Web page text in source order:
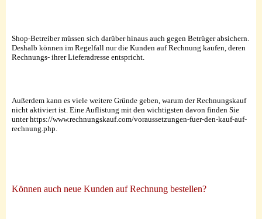
Shop-Betreiber müssen sich darüber hinaus auch gegen Betrüger absichern.
Deshalb können im Regelfall nur die Kunden auf Rechnung kaufen, deren
Rechnungs- ihrer Lieferadresse entspricht.
Außerdem kann es viele weitere Gründe geben, warum der Rechnungskauf
nicht aktiviert ist. Eine Auflistung mit den wichtigsten davon finden Sie
unter https://www.rechnungskauf.com/voraussetzungen-fuer-den-kauf-auf-
rechnung.php.
Können auch neue Kunden auf Rechnung bestellen?